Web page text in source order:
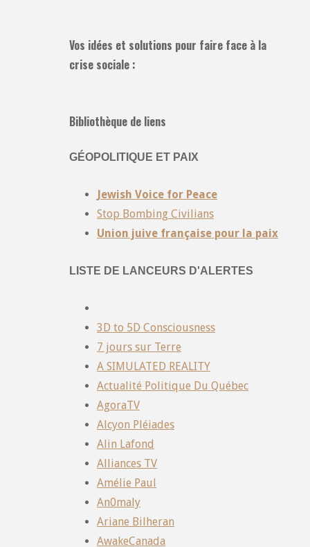
Vos idées et solutions pour faire face à la
crise sociale :
Bibliothèque de liens
GÉOPOLITIQUE ET PAIX
Jewish Voice for Peace
Stop Bombing Civilians
Union juive française pour la paix
LISTE DE LANCEURS D'ALERTES
3D to 5D Consciousness
7 jours sur Terre
A SIMULATED REALITY
Actualité Politique Du Québec
AgoraTV
Alcyon Pléiades
Alin Lafond
Alliances TV
Amélie Paul
An0maly
Ariane Bilheran
AwakeCanada